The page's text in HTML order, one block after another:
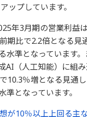
ップしています。
年3月期の営業利益
期比で2.2倍となる見
水準となっています
AI（人工知能）に組
10.3％増となる見通
となっています。
が10％以上上回る主